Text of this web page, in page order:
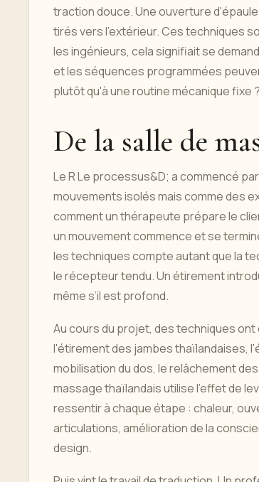
traction douce. Une ouverture
tirés vers l'extérieur. Ces techniques
les ingénieurs, cela signifiait se
et les séquences programmées
plutôt qu'à une routine mécanique fixe ?
De la salle de
Le R Le processus&D; a commencé
mouvements isolés mais comme des
comment un thérapeute prépare le
un mouvement commence et se
les techniques compte autant que la
le récepteur tendu. Un étirement
même s’il est profond.
Au cours du projet, des techniques
l'étirement des jambes thaïlandaises,
mobilisation du dos, le relâchement
massage thaïlandais utilise l'effet de
ressentir à chaque étape : chaleur,
articulations, amélioration de la
design.